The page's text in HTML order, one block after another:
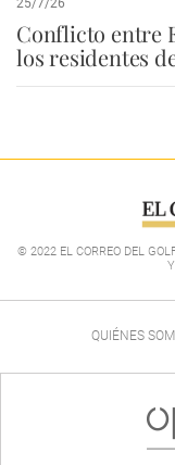
25/7/26
Conflicto entre
los residentes
© 2022 EL CORREO DEL
QUIÉNES